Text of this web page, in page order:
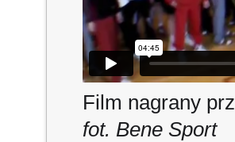
Film nagrany
fot. Bene Sport